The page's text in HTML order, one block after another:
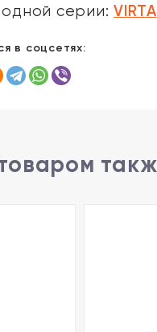
серии: VIRTA
в соцсетях: